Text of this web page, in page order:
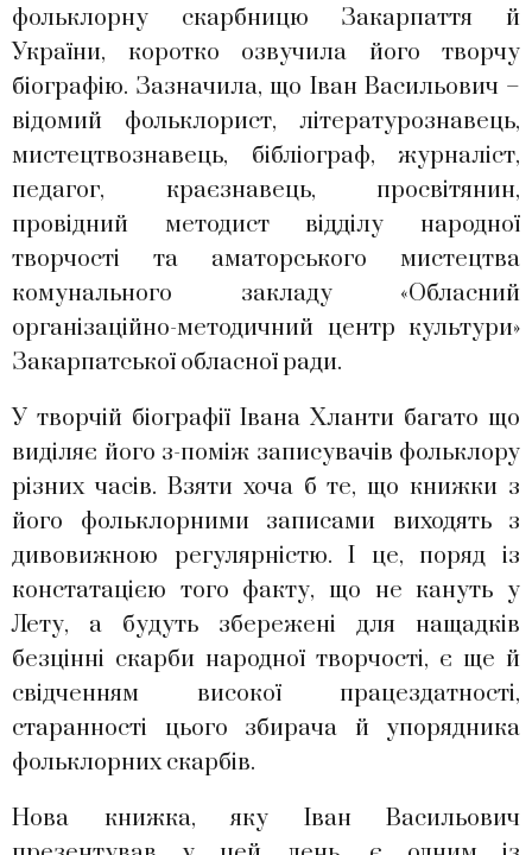
фольклорну скарбницю Закарпаття й
України, коротко озвучила його творчу
біографію. Зазначила, що Іван Васильович –
відомий фольклорист, літературознавець,
мистецтвознавець, бібліограф, журналіст,
педагог, краєзнавець, просвітянин,
провідний методист відділу народної
творчості та аматорського мистецтва
комунального закладу «Обласний
організаційно-методичний центр культури»
Закарпатської обласної ради.
У творчій біографії Івана Хланти багато що
виділяє його з-поміж записувачів фольклору
різних часів. Взяти хоча б те, що книжки з
його фольклорними записами виходять з
дивовижною регулярністю. І це, поряд із
констатацією того факту, що не кануть у
Лету, а будуть збережені для нащадків
безцінні скарби народної творчості, є ще й
свідченням високої працездатності,
старанності цього збирача й упорядника
фольклорних скарбів.
Нова книжка, яку Іван Васильович